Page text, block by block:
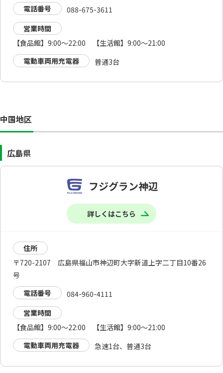
電話番号
088-675-3611
営業時間
【食品館】9:00～22:00 【生活館】9:00～21:00
電動車両用充電器
普通3台
中国地区
広島県
フジグラン神辺
詳しくはこちら
住所
〒720-2107 広島県福山市神辺町大字新道上字二丁目10番26
号
電話番号
084-960-4111
営業時間
【食品館】9:00～22:00 【生活館】9:00～21:00
電動車両用充電器
急速1台、普通3台